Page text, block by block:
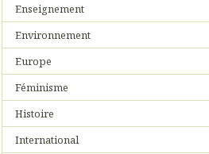
Enseignement
Environnement
Europe
Féminisme
Histoire
International